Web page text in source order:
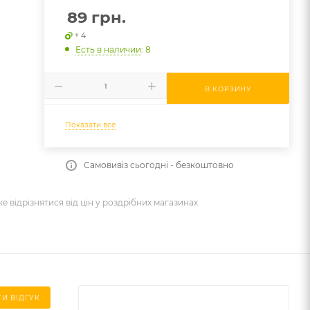
89грн.
+ 4
Есть в наличии: 8
В КОРЗИНУ
Показати все
Самовивіз сьогодні - безкоштовно
відрізнятися від цін у роздрібних магазинах
ВІДГУК